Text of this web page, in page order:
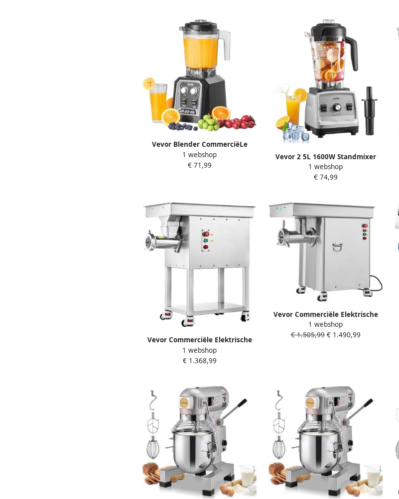
Roterende Spinsnijmachine voor
Bladeren Toppen en Bloemen
Vevor Blender CommerciëLe
Standmixer Smoothie Maker 2L
Universele Mixer 2200W
1 webshop
€ 71,99
Vevor 2 5L 1600W Standmixer
Universele Mixer
Smoothiesmaker Milkshaker
1 webshop
€ 74,99
Vevor Commerciële Elektrische
Vleesmolen 9 98 Kg Min 2200w
Roestvrijstalen Keuken
1 webshop
€ 1.368,99
Vevor Commerciële Elektrische
Vleesmolen 16 65 Kg Min 4000w
Roestvrijstalen Keuken
1 webshop
€ 1.505,99€ 1.490,99